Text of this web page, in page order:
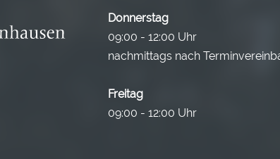
Donnerstag
09:00 - 12:00 Uhr
nachmittags nach
Freitag
09:00 - 12:00 Uhr